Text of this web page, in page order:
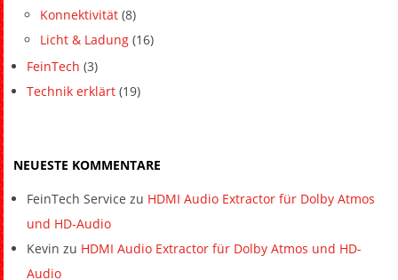
Konnektivität (8)
Licht & Ladung (16)
FeinTech (3)
Technik erklärt (19)
NEUESTE KOMMENTARE
FeinTech Service zu HDMI Audio Extractor für Dolby Atmos
und HD-Audio
Kevin zu HDMI Audio Extractor für Dolby Atmos und HD-
Audio